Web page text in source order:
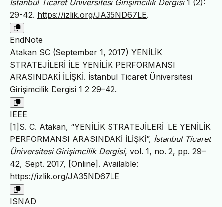
İstanbul Ticaret Üniversitesi Girişimcilik Dergisi1 (2):
29-42. https://izlik.org/JA35ND67LE.
EndNote
Atakan SC (September 1, 2017) YENİLİK
STRATEJİLERİ İLE YENİLİK PERFORMANSI
ARASINDAKİ İLİŞKİ. İstanbul Ticaret Üniversitesi
Girişimcilik Dergisi 1 2 29–42.
IEEE
[1]S. C. Atakan, “YENİLİK STRATEJİLERİ İLE YENİLİK
PERFORMANSI ARASINDAKİ İLİŞKİ”, İstanbul Ticaret
Üniversitesi Girişimcilik Dergisi, vol. 1, no. 2, pp. 29–
42, Sept. 2017, [Online]. Available:
https://izlik.org/JA35ND67LE
ISNAD